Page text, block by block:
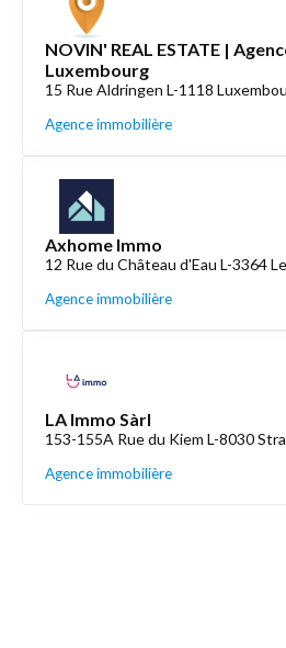
NOVIN' REAL ESTATE |
Luxembourg
15 Rue Aldringen L-1118
Agence immobilière
Axhome Immo
12 Rue du Château d'Eau L-3364
Agence immobilière
LA Immo Sàrl
153-155A Rue du Kiem L-8030
Agence immobilière